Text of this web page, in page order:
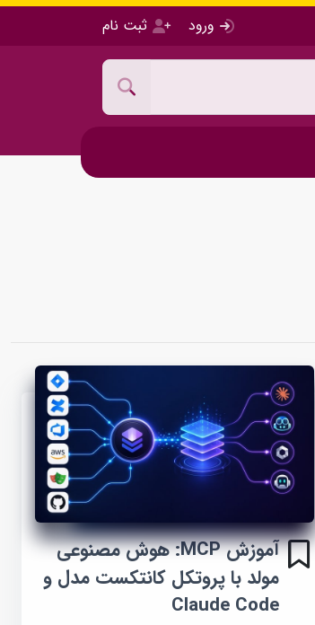
ورود ثبت نام
آموزش MCP: هوش مصنوعی
مولد با پروتکل کانتکست مدل و
Claude Code